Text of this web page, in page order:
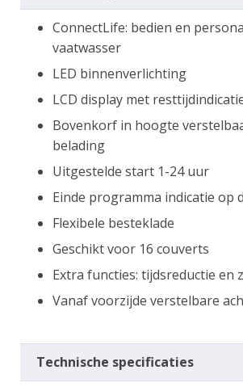
ConnectLife: bedien en
vaatwasser
LED binnenverlichting
LCD display met
Bovenkorf in hoogte
belading
Uitgestelde start 1-24 uur
Einde programma indicatie op
Flexibele besteklade
Geschikt voor 16 couverts
Extra functies: tijdsreductie en
Vanaf voorzijde verstelbare
Technische specificaties